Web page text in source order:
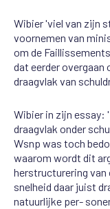
Wibier 'viel van zijn
voornemen van
om de
dat eerder overgaan
draagvlak van
Wibier in zijn essay:
draagvlak onder
Wsnp was toch
waarom wordt dit
herstructurering van
snelheid daar juist
natuurlijke per-